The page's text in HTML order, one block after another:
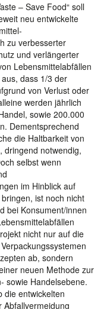
– Save Food“ soll
neu entwickelte
zu verbesserter
und verlängerter
Lebensmittelabfällen
dass 1/3 der
von Verlust oder
werden jährlich
sowie 200.000
Dementsprechend
die Haltbarkeit von
dringend notwendig,
selbst wenn
im Hinblick auf
ist noch nicht
bei Konsument/innen
nicht nur auf die
ab, sondern
neuen Methode zur
sowie Handelsebene.
die entwickelten
Abfallvermeidung